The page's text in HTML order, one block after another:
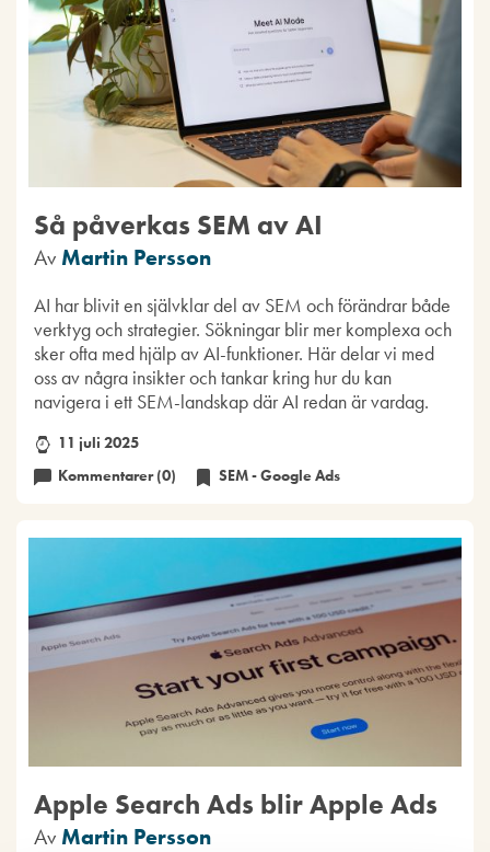
Så påverkas SEM av AI
Av Martin Persson
AI har blivit en självklar del av SEM och förändrar både
verktyg och strategier. Sökningar blir mer komplexa och
sker ofta med hjälp av AI-funktioner. Här delar vi med
oss av några insikter och tankar kring hur du kan
navigera i ett SEM-landskap där AI redan är vardag.
11 juli 2025
Kommentarer (0)
SEM - Google Ads
Apple Search Ads blir Apple Ads
Av Martin Persson